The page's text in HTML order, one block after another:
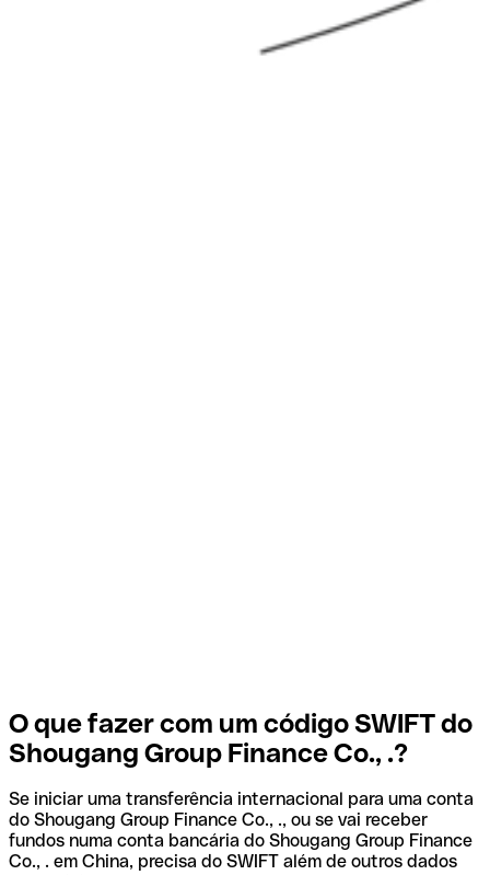
O que fazer com um código SWIFT do
Shougang Group Finance Co., .?
Se iniciar uma transferência internacional para uma conta
do Shougang Group Finance Co., ., ou se vai receber
fundos numa conta bancária do Shougang Group Finance
Co., . em China, precisa do SWIFT além de outros dados